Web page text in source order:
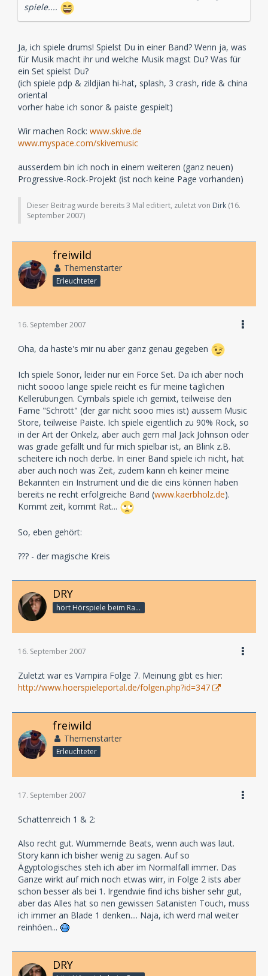
spiele....
Ja, ich spiele drums! Spielst Du in einer Band? Wenn ja, was
für Musik macht ihr und welche Musik magst Du? Was für
ein Set spielst Du?
(ich spiele pdp & zildjian hi-hat, splash, 3 crash, ride & china
oriental
vorher habe ich sonor & paiste gespielt)
Wir machen Rock: www.skive.de
www.myspace.com/skivemusic
ausserdem bin ich noch in einem weiteren (ganz neuen)
Progressive-Rock-Projekt (ist noch keine Page vorhanden)
Dieser Beitrag wurde bereits 3 Mal editiert, zuletzt von Dirk (16.
September 2007)
freiwild
Themenstarter
Erleuchteter
16. September 2007
Oha, da haste's mir nu aber ganz genau gegeben
Ich spiele Sonor, leider nur ein Force Set. Da ich aber noch
nicht soooo lange spiele reicht es für meine täglichen
Kellerübungen. Cymbals spiele ich gemixt, teilweise den
Fame "Schrott" (der gar nicht sooo mies ist) aussem Music
Store, teilweise Paiste. Ich spiele eigentlich zu 90% Rock, so
in der Art der Onkelz, aber auch gern mal Jack Johnson oder
was grade gefällt und für mich spielbar ist, an Blink z.B.
scheitere ich noch derbe. In einer Band spiele ich nicht, hat
aber auch noch was Zeit, zudem kann eh keiner meine
Bekannten ein Instrument und die die eins können haben
bereits ne recht erfolgreiche Band (www.kaerbholz.de).
Kommt zeit, kommt Rat...
So, eben gehört:
??? - der magische Kreis
DRY
hört Hörspiele beim Rasenmähen
16. September 2007
Zuletzt war es Vampira Folge 7. Meinung gibt es hier:
http://www.hoerspieleportal.de/folgen.php?id=347
freiwild
Themenstarter
Erleuchteter
17. September 2007
Schattenreich 1 & 2:
Also recht gut. Wummernde Beats, wenn auch was laut.
Story kann ich bisher wenig zu sagen. Auf so
Ägyptologisches steh ich aber im Normalfall immer. Das
Ganze wirkt auf mich noch etwas wirr, in Folge 2 ists aber
schon besser als bei 1. Irgendwie find ichs bisher sehr gut,
aber das Alles hat so nen gewissen Satanisten Touch, muss
ich immer an Blade 1 denken.... Naja, ich werd mal weiter
reinhöen...
DRY